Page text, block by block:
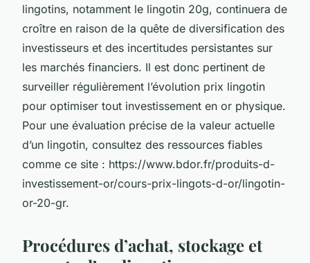
lingotins, notamment le lingotin 20g, continuera de
croître en raison de la quête de diversification des
investisseurs et des incertitudes persistantes sur
les marchés financiers. Il est donc pertinent de
surveiller régulièrement l’évolution prix lingotin
pour optimiser tout investissement en or physique.
Pour une évaluation précise de la valeur actuelle
d’un lingotin, consultez des ressources fiables
comme ce site : https://www.bdor.fr/produits-d-
investissement-or/cours-prix-lingots-d-or/lingotin-
or-20-gr.
Procédures d’achat, stockage et